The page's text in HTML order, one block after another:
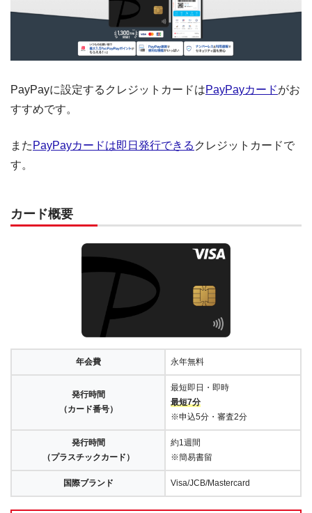
PayPayに設定するクレジットカードはPayPayカードがお
すすめです。
また PayPayカードは即日発行できる クレジットカードで
す。
カード概要
年会費 永年無料
発行時間
（カード番号）
最短即日・即時
最短7分
※申込5分・審査2分
発行時間
（プラスチックカード）
約1週間
※簡易書留
国際ブランド Visa/JCB/Mastercard